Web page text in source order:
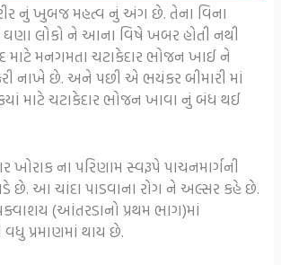
નું ખુબજ મહત્વ નું અંગ છે. તેના વિના
લોકો ને આના વિષે ખબર હોતી નથી
માટે મનગમતા ચટાકેદાર ભોજન ખાઈ ને
નાખે છે. અને પછી એ ભયંકર બીમારી માં
માટે ચટાકેદાર ભોજન ખાવા નું બંધ થઈ
ખોરાક ના પરિણામ સ્વરૂપે પાચનમાર્ગની
પડે છે. આ ચાંદા પાડવાના રોગ ને અલ્સર કહે છે.
(આંતરડાનો પ્રથમ ભાગ)માં
પ્રમાણમાં થાય છે.